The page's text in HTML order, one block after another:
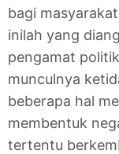
bagi
inilah yang
pengamat
munculnya
beberapa hal
membentuk
tertentu